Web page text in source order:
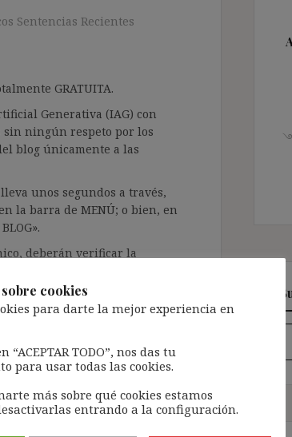
Sentencias Recientes
GRATUITA.
Generativa (IAG) con
sin ningún respeto por los
blog únicamente a las
unos segundos a través,
la barra de MENÚ; o bien, en
deberán verificar la
registrado (según
ignasibeltran.com/politica-
patológico de empresas ,
༺
cookies
para darte la mejor experiencia en
“ACEPTAR TODO”, nos das tu
para usar todas las cookies.
más sobre qué cookies estamos
entrando a la configuración.